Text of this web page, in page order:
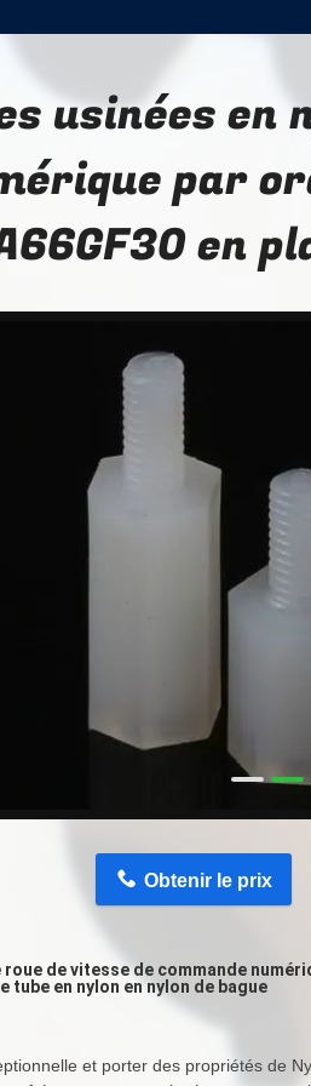
usinées en
par
en
Obtenir le prix
roue de vitesse de commande
tube en nylon en nylon de bague
et porter des propriétés de